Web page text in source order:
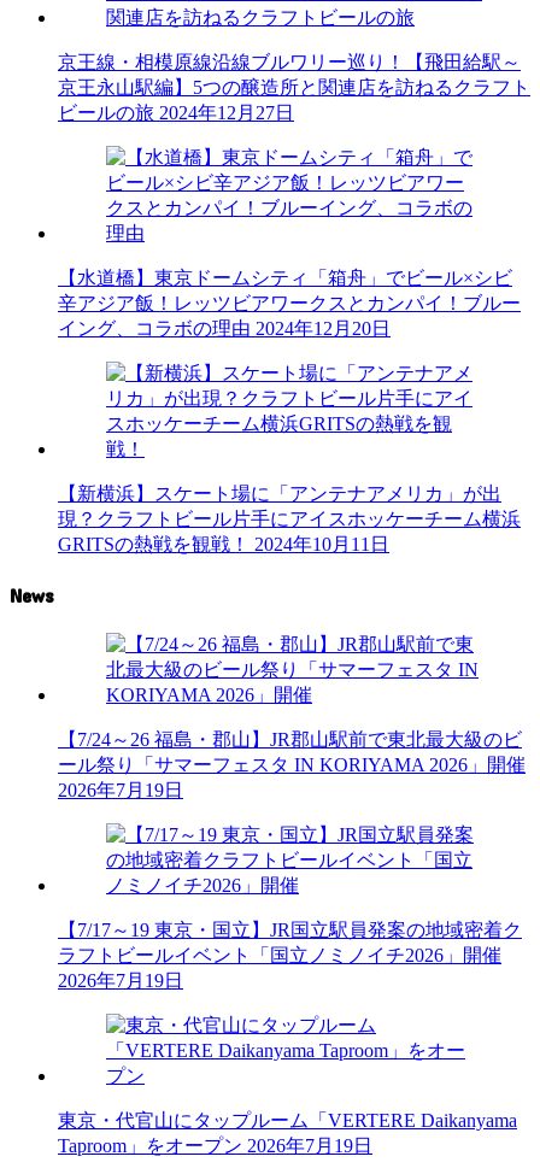
京王線・相模原線沿線ブルワリー巡り！【飛田給駅～
京王永山駅編】5つの醸造所と関連店を訪ねるクラフト
ビールの旅 2024年12月27日
【水道橋】東京ドームシティ「箱舟」でビール×シビ
辛アジア飯！レッツビアワークスとカンパイ！ブルー
イング、コラボの理由 2024年12月20日
【新横浜】スケート場に「アンテナアメリカ」が出
現？クラフトビール片手にアイスホッケーチーム横浜
GRITSの熱戦を観戦！
2024年10月11日
News
【7/24～26 福島・郡山】JR郡山駅前で東北最大級のビ
ール祭り「サマーフェスタ IN KORIYAMA 2026」開催
2026年7月19日
【7/17～19 東京・国立】JR国立駅員発案の地域密着ク
ラフトビールイベント「国立ノミノイチ2026」開催
2026年7月19日
東京・代官山にタップルーム「VERTERE Daikanyama
Taproom」をオープン 2026年7月19日